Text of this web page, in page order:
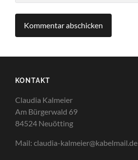
KONTAKT
Claudia Kalmeier
Am Bürgerwald 69
84524 Neuötting
Mail: claudia-kalmeier@kabelmail.de